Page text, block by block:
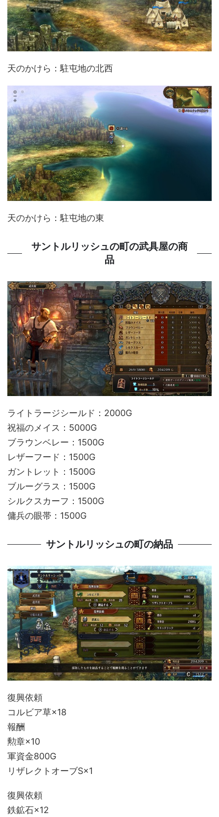
天のかけら：駐屯地の北西
天のかけら：駐屯地の東
サントルリッシュの町の武具屋の商
品
ライトラージシールド：2000G
祝福のメイス：5000G
ブラウンベレー：1500G
レザーフード：1500G
ガントレット：1500G
ブルーグラス：1500G
シルクスカーフ：1500G
傭兵の眼帯：1500G
サントルリッシュの町の納品
復興依頼
コルビア草×18
報酬
勲章×10
軍資金800G
リザレクトオーブS×1
復興依頼
鉄鉱石×12